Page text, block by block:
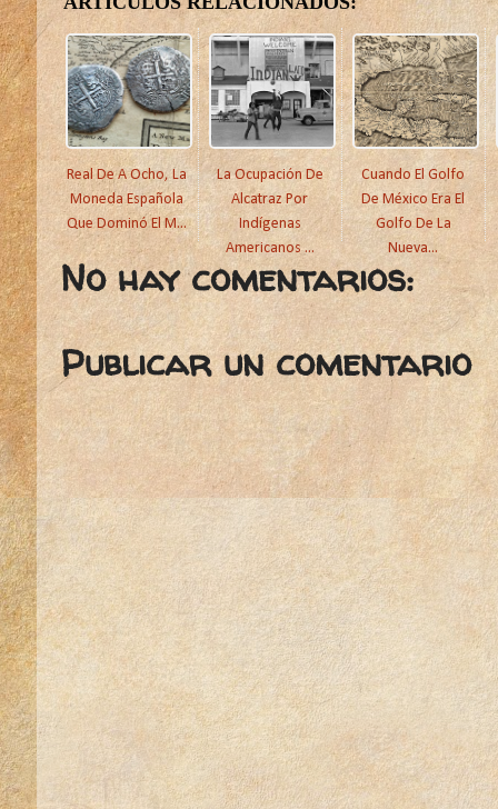
Real De A Ocho, La
Moneda Española
Que Dominó El M...
La Ocupación De
Alcatraz Por
Indígenas
Americanos ...
Cuando El Golfo
De México Era El
Golfo De La
Nueva...
No hay comentarios:
Publicar un comentario